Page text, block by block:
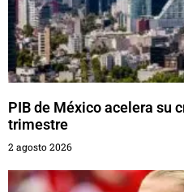
PIB de México acelera su
trimestre
2 agosto 2026